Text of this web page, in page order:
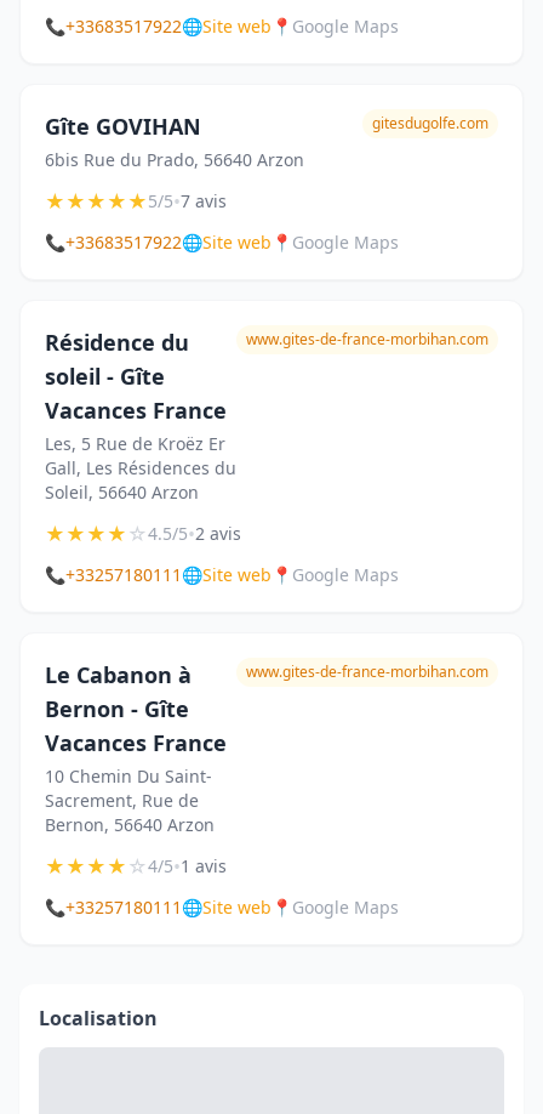
📞+33683517922🌐Site web 📍 Google Maps
Gîte GOVIHAN
6bis Rue du Prado, 56640 Arzon
gitesdugolfe.com
★★★★★5/5•7 avis
📞+33683517922🌐Site web 📍 Google Maps
Résidence du
soleil - Gîte
Vacances France
Les, 5 Rue de Kroëz Er
Gall, Les Résidences du
Soleil, 56640 Arzon
www.gites-de-france-morbihan.com
★★★★☆4.5/5•2 avis
📞+33257180111 🌐Site web 📍 Google Maps
Le Cabanon à
Bernon - Gîte
Vacances France
10 Chemin Du Saint-
Sacrement, Rue de
Bernon, 56640 Arzon
www.gites-de-france-morbihan.com
★★★★☆4/5•1 avis
📞+33257180111 🌐Site web 📍 Google Maps
Localisation